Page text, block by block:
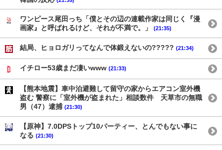
ワンピース尾田っち「僕とその辺の連載作家は同じく『漫
画家』と呼ばれるけど、それが不満で。」
(21:35)
結局、ヒョロガリってなんで体鍛えないの????? (21:34)
イチロー53歳まだ凄いwww (21:33)
【熊本地震】車中泊避難して留守の家からエアコン室外機
盗む 警察に「室外機が盗まれた」相談数件 天草市の無職
男（47）逮捕 (21:30)
【原神】7.0DPSトップ10パーティー、とんでもない事に
なる (21:30)